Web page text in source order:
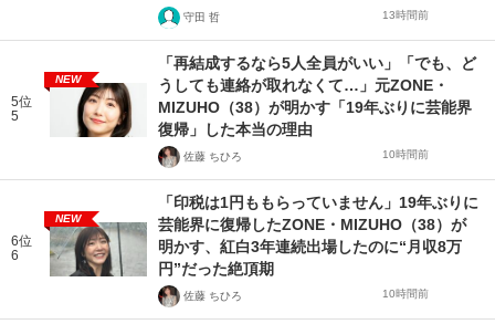
守田 哲 13時間前
5位
5
NEW
「再結成するなら5人全員がいい」「でも、ど
うしても連絡が取れなくて…」元ZONE・
MIZUHO（38）が明かす「19年ぶりに芸能界
復帰」した本当の理由
佐藤 ちひろ 10時間前
6位
6
NEW
「印税は1円ももらっていません」19年ぶりに
芸能界に復帰したZONE・MIZUHO（38）が
明かす、紅白3年連続出場したのに“月収8万
円”だった絶頂期
佐藤 ちひろ 10時間前